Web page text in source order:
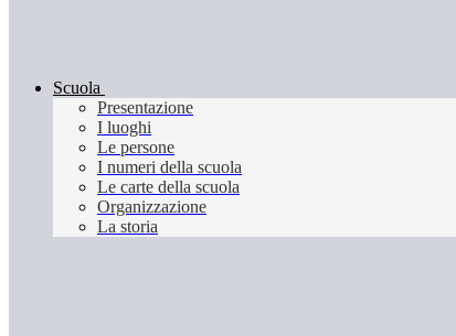
Scuola
Presentazione
I luoghi
Le persone
I numeri della scuola
Le carte della scuola
Organizzazione
La storia